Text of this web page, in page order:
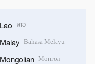
Lao ລາວ
Malay Bahasa Melayu
Mongolian Монгол